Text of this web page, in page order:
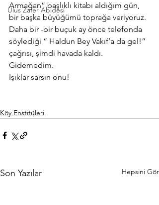
Ulus Zafer Abidesi
Armağan” başlıklı kitabı aldığım gün,
bir başka büyüğümü toprağa veriyoruz.
Daha bir -bir buçuk ay önce telefonda
söylediği ” Haldun Bey Vakıf’a da gel!”
çağrısı, şimdi havada kaldı.
Gidemedim.
Işıklar sarsın onu!
Köy Enstitüleri
Son Yazılar Hepsini Gör